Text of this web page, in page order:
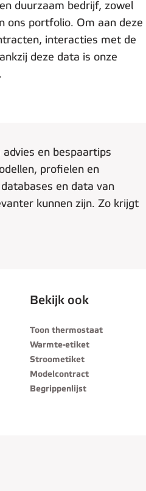
duurzaam bedrijf, zowel
ons portfolio. Om aan deze
interacties met de
deze data is onze
en bespaartips
profielen en
en data van
kunnen zijn. Zo krijgt
Bekijk ook
Toon thermostaat
Warmte-etiket
Stroometiket
Modelcontract
Begrippenlijst